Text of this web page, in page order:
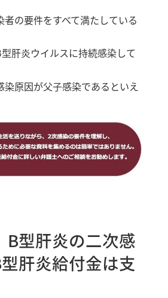
者の要件をすべて満たしている
肝炎ウイルスに持続感染して
染原因が父子感染であるといえ
B型肝炎の二次感
肝炎給付金は支